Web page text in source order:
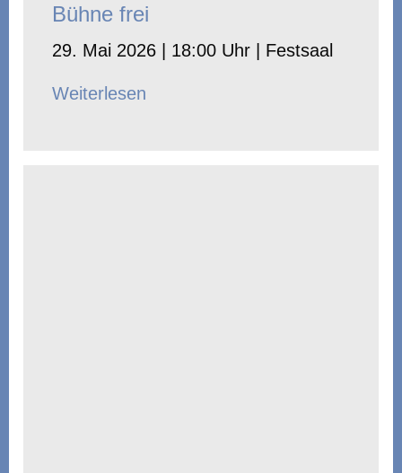
Bühne frei
29. Mai 2026 | 18:00 Uhr | Festsaal
Weiterlesen